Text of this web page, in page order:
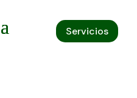
Servicios